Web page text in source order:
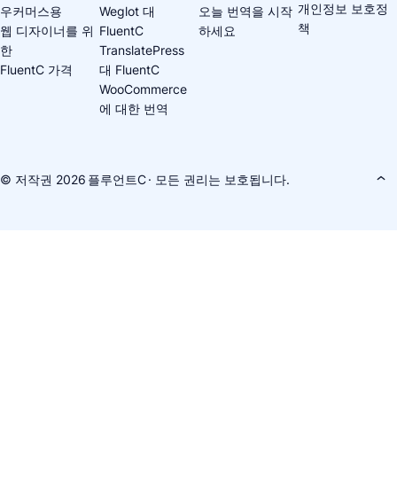
우커머스용
웹 디자이너를 위
한
FluentC 가격
Weglot 대
FluentC
TranslatePress
대 FluentC
WooCommerce
에 대한 번역
오늘 번역을 시작
하세요
개인정보 보호정
책
© 저작권 2026 플루언트C· 모든 권리는 보호됩니다.